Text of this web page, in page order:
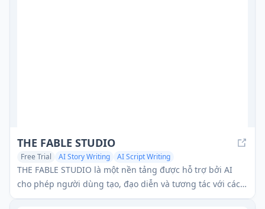
THE FABLE STUDIO
Free Trial AI Story Writing AI Script Writing
THE FABLE STUDIO là một nền tảng được hỗ trợ bởi AI
cho phép người dùng tạo, đạo diễn và tương tác với các
câu chuyện hoạt hình bằng cách sử dụng công nghệ AI